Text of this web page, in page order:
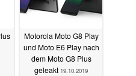
Motorola Moto G8 Play
und Moto E6 Play nach
dem Moto G8 Plus
geleakt 19.10.2019